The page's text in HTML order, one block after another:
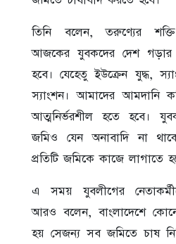
তিনি বলেন, তরুণ্যের শক্তি
আজকের যুবকদের দেশ
হবে। যেহেতু ইউক্রেন যুদ্ধ,
স্যাংশন। আমাদের আমদানি
আত্মনির্ভরশীল হতে হবে।
জমিও যেন অনাবাদি না
প্রতিটি জমিকে কাজে লাগাতে
এ সময় যুবলীগের
আরও বলেন, বাংলাদেশে
হয় সেজন্য সব জমিতে চাষ